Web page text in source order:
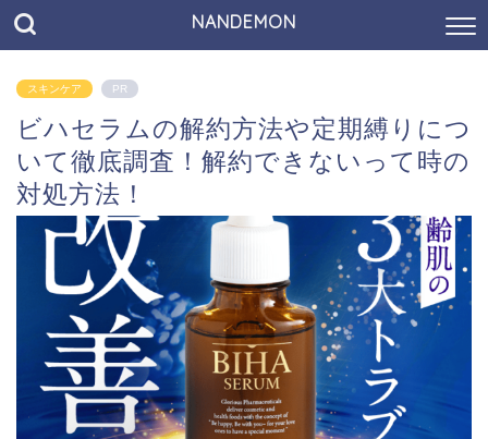
NANDEMON
スキンケア PR
ビハセラムの解約方法や定期縛りにつ
いて徹底調査！解約できないって時の
対処方法！